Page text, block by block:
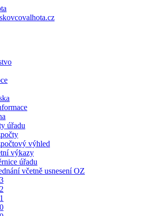
úřadu
výhled
výkazy
úřadu
včetně usnesení OZ